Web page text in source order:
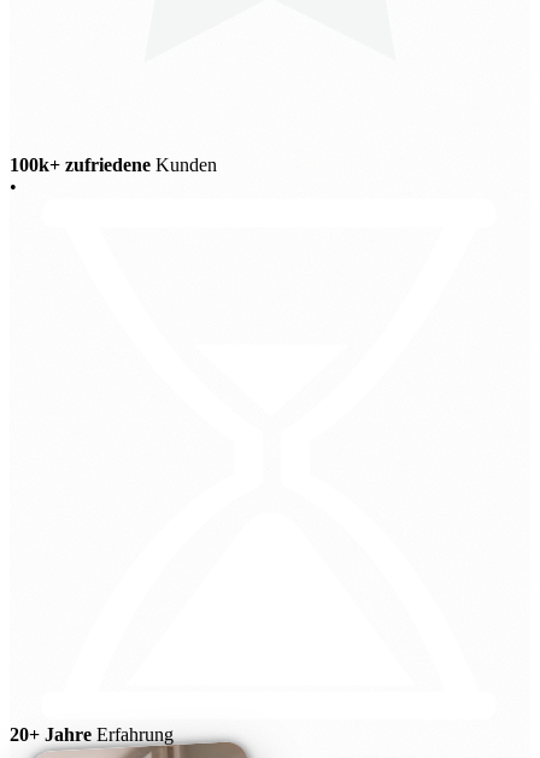
100k+ zufriedene Kunden
•
20+ Jahre Erfahrung